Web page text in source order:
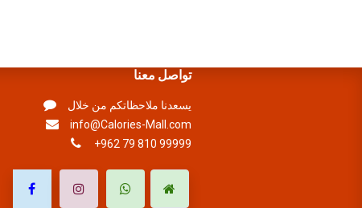
تواصل معنا
يسعدنا ملاحظاتكم من خلال
info@Calories-Mall.com
+962 79 810 99999